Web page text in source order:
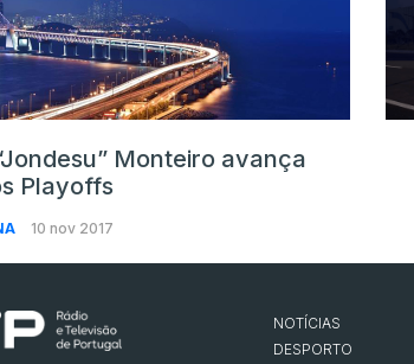
Monteiro avança
Playoffs
10 nov 2017
NOTÍCIAS
DESPORTO